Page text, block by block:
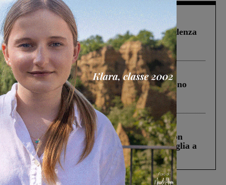
Figline Incisa Valdarno 1 Agosto 2026
Piscina di Figline finanziata oltre la scadenza
Pnrr, il gruppo di Fratelli d’Italia: “Un
ringraziamento al Governo”
Cronaca 4 Agosto 2026
Un anno fa la strage in A1 in cui morirono
Gianni, Giulia e Franco. Lo schianto, il
processo, lo stop ai sorpassi fra tir....
Cronaca 3 Agosto 2026
Scomparso da una struttura di Castiglion
Fiorentino l’uomo che aveva ucciso la figlia a
Levane nel 2020